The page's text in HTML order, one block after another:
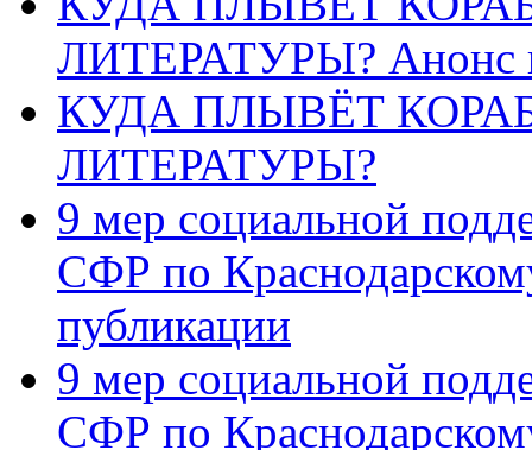
ЛИТЕРАТУРЫ? Анонс
КУДА ПЛЫВЁТ
ЛИТЕРАТУРЫ?
9 мер социальной
СФР по
публикации
9 мер социальной
СФР по